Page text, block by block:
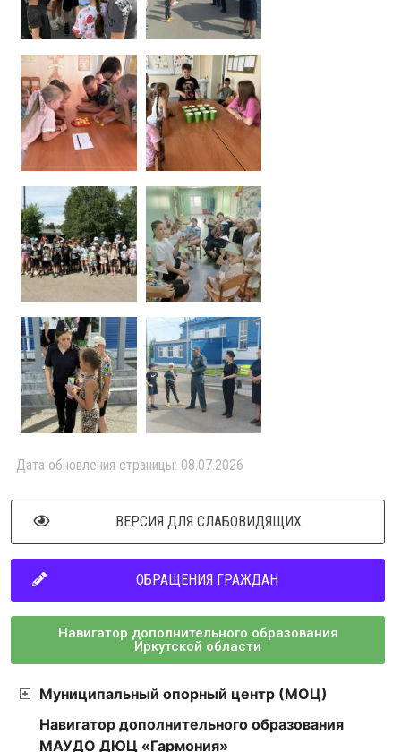
Дата обновления страницы: 08.07.2026
ВЕРСИЯ ДЛЯ СЛАБОВИДЯЩИХ
ОБРАЩЕНИЯ ГРАЖДАН
Навигатор дополнительного образования
Иркутской области
Муниципальный опорный центр (МОЦ)
Навигатор дополнительного образования
МАУДО ДЮЦ «Гармония»